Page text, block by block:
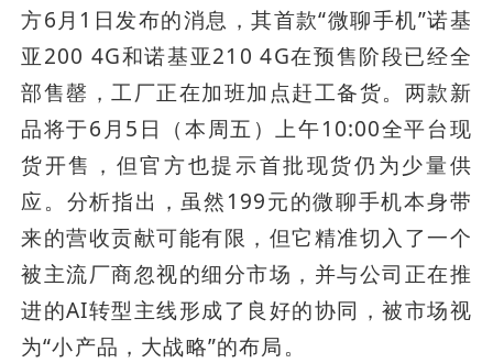
方6月1日发布的消息，其首款“微聊手机”诺基
亚200 4G和诺基亚210 4G在预售阶段已经全
部售罄，工厂正在加班加点赶工备货。两款新
品将于6月5日（本周五）上午10:00全平台现
货开售，但官方也提示首批现货仍为少量供
应。分析指出，虽然199元的微聊手机本身带
来的营收贡献可能有限，但它精准切入了一个
被主流厂商忽视的细分市场，并与公司正在推
进的AI转型主线形成了良好的协同，被市场视
为“小产品，大战略”的布局。